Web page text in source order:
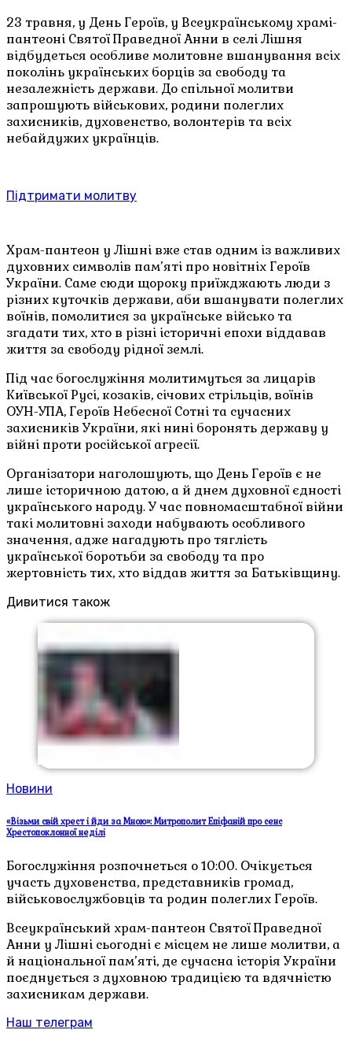
23 травня, у День Героїв, у Всеукраїнському храмі-
пантеоні Святої Праведної Анни в селі Лішня
відбудеться особливе молитовне вшанування всіх
поколінь українських борців за свободу та
незалежність держави. До спільної молитви
запрошують військових, родини полеглих
захисників, духовенство, волонтерів та всіх
небайдужих українців.
Підтримати молитву
Храм-пантеон у Лішні вже став одним із важливих
духовних символів пам’яті про новітніх Героїв
України. Саме сюди щороку приїжджають люди з
різних куточків держави, аби вшанувати полеглих
воїнів, помолитися за українське військо та
згадати тих, хто в різні історичні епохи віддавав
життя за свободу рідної землі.
Під час богослужіння молитимуться за лицарів
Київської Русі, козаків, січових стрільців, воїнів
ОУН-УПА, Героїв Небесної Сотні та сучасних
захисників України, які нині боронять державу у
війні проти російської агресії.
Організатори наголошують, що День Героїв є не
лише історичною датою, а й днем духовної єдності
українського народу. У час повномасштабної війни
такі молитовні заходи набувають особливого
значення, адже нагадують про тяглість
української боротьби за свободу та про
жертовність тих, хто віддав життя за Батьківщину.
Дивитися також
Новини
«Візьми свій хрест і йди за Мною»: Митрополит Епіфаній про сенс
Хрестопоклонної неділі
Богослужіння розпочнеться о 10:00. Очікується
участь духовенства, представників громад,
військовослужбовців та родин полеглих Героїв.
Всеукраїнський храм-пантеон Святої Праведної
Анни у Лішні сьогодні є місцем не лише молитви, а
й національної пам’яті, де сучасна історія України
поєднується з духовною традицією та вдячністю
захисникам держави.
Наш телеграм